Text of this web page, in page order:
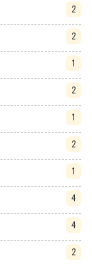
2
2
1
2
1
2
1
4
4
2